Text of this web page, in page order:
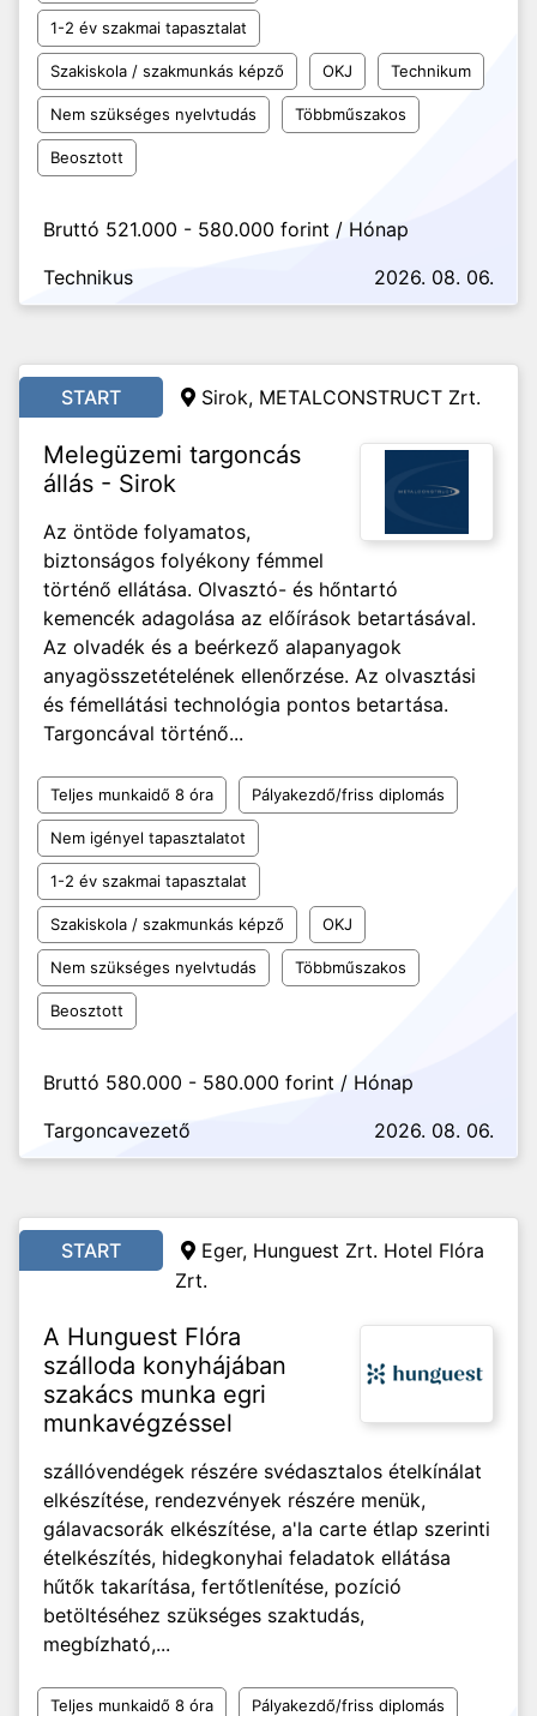
1-2 év szakmai tapasztalat
Szakiskola / szakmunkás képző OKJ Technikum
Nem szükséges nyelvtudás Többműszakos
Beosztott
Bruttó 521.000 - 580.000 forint / Hónap
Technikus
2026. 08. 06.
START Sirok, METALCONSTRUCT Zrt.
Melegüzemi targoncás
állás - Sirok
Az öntöde folyamatos,
biztonságos folyékony fémmel
történő ellátása. Olvasztó- és hőntartó
kemencék adagolása az előírások betartásával.
Az olvadék és a beérkező alapanyagok
anyagösszetételének ellenőrzése. Az olvasztási
és fémellátási technológia pontos betartása.
Targoncával történő...
Teljes munkaidő 8 óra Pályakezdő/friss diplomás
Nem igényel tapasztalatot
1-2 év szakmai tapasztalat
Szakiskola / szakmunkás képző OKJ
Nem szükséges nyelvtudás Többműszakos
Beosztott
Bruttó 580.000 - 580.000 forint / Hónap
Targoncavezető
2026. 08. 06.
START
Eger, Hunguest Zrt. Hotel Flóra
Zrt.
A Hunguest Flóra
szálloda konyhájában
szakács munka egri
munkavégzéssel
szállóvendégek részére svédasztalos ételkínálat
elkészítése, rendezvények részére menük,
gálavacsorák elkészítése, a'la carte étlap szerinti
ételkészítés, hidegkonyhai feladatok ellátása
hűtők takarítása, fertőtlenítése, pozíció
betöltéséhez szükséges szaktudás,
megbízható,...
Teljes munkaidő 8 óra Pályakezdő/friss diplomás